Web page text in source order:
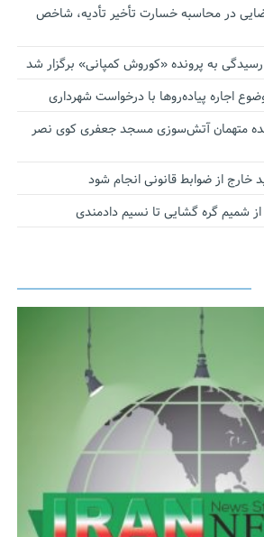
در محاسبه خسارت تأخیر تأدیه، شاخص
به پرونده «کوروش کمپانی» برگزار شد
اجاره پیاده‌روها با درخواست شهرداری
متهمان آتش‌سوزی مسجد جعفری کوی نصر
خارج از ضوابط قانونی انجام شود
شمیم گره گشایی تا نسیم دادمندی